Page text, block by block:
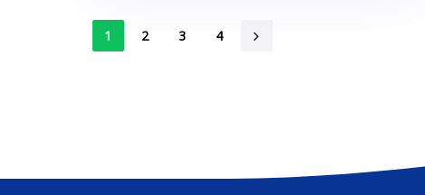
1 2 3 4